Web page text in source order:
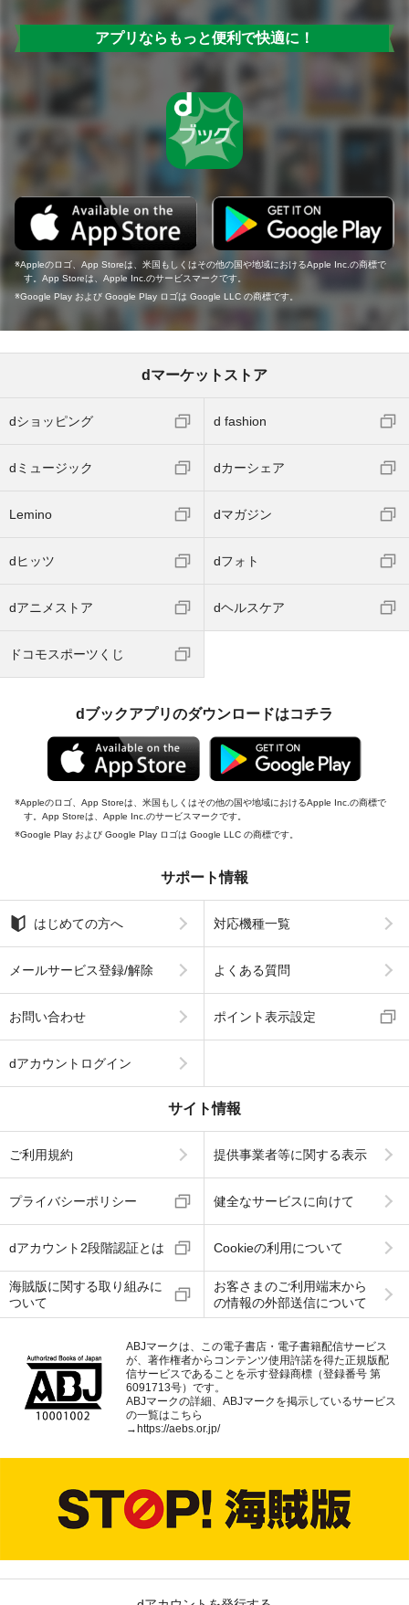
アプリならもっと便利で快適に！
Appleのロゴ、App Storeは、米国もしくはその他の国や地域におけるApple Inc.の商標で
す。App Storeは、Apple Inc.のサービスマークです。
Google Play および Google Play ロゴは Google LLC の商標です。
dマーケットストア
dショッピング d fashion
dミュージック dカーシェア
Lemino dマガジン
dヒッツ dフォト
dアニメストア dヘルスケア
ドコモスポーツくじ
dブックアプリのダウンロードはコチラ
Appleのロゴ、App Storeは、米国もしくはその他の国や地域におけるApple Inc.の商標で
す。App Storeは、Apple Inc.のサービスマークです。
Google Play および Google Play ロゴは Google LLC の商標です。
サポート情報
はじめての方へ 対応機種一覧
メールサービス登録/解除 よくある質問
お問い合わせ ポイント表示設定
dアカウントログイン
サイト情報
ご利用規約 提供事業者等に関する表示
プライバシーポリシー 健全なサービスに向けて
dアカウント2段階認証とは Cookieの利用について
海賊版に関する取り組みに
ついて
お客さまのご利用端末から
の情報の外部送信について
ABJマークは、この電子書店・電子書籍配信サービス
が、著作権者からコンテンツ使用許諾を得た正規版配
信サービスであることを示す登録商標（登録番号 第
6091713号）です。
ABJマークの詳細、ABJマークを掲示しているサービス
の一覧はこちら
→ https://aebs.or.jp/